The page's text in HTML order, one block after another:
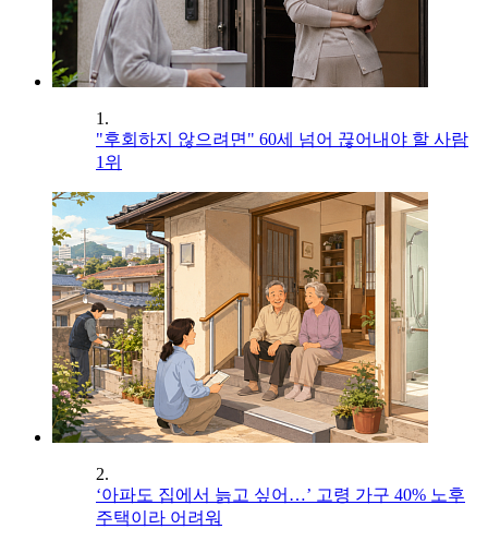
1.
"후회하지 않으려면" 60세 넘어 끊어내야 할 사람
1위
2.
‘아파도 집에서 늙고 싶어…’ 고령 가구 40% 노후
주택이라 어려워